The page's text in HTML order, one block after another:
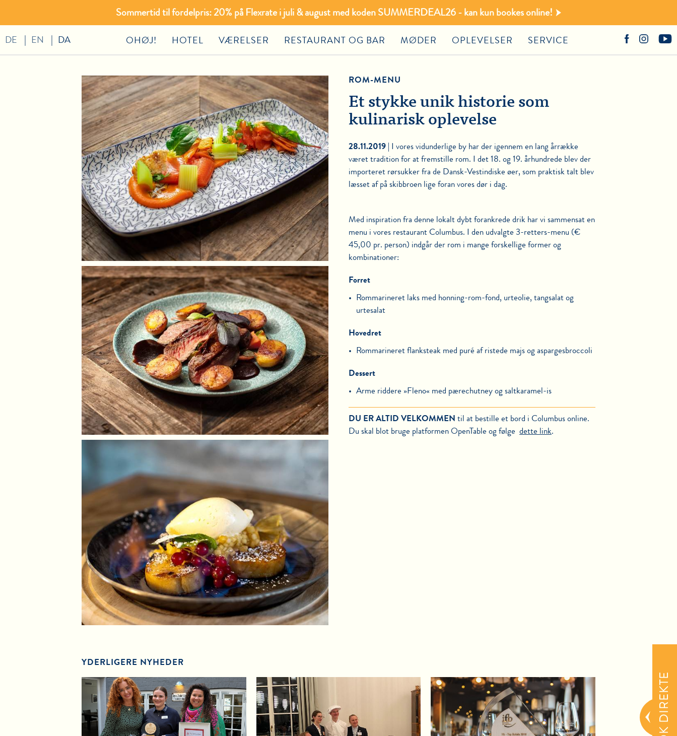
BOOK DIREKTE
Sommertid til fordelpris: 20% på Flexrate i juli & august med koden SUMMERDEAL26 - kan kun bookes online!
DE EN DA OHØJ! HOTEL VÆRELSER RESTAURANT OG BAR MØDER OPLEVELSER SERVICE
ROM-MENU
Et stykke unik historie som
kulinarisk oplevelse
28.11.2019 | I vores vidunderlige by har der igennem en lang årrække
været tradition for at fremstille rom. I det 18. og 19. århundrede blev der
importeret rørsukker fra de Dansk-Vestindiske øer, som praktisk talt blev
læsset af på skibbroen lige foran vores dør i dag.
Med inspiration fra denne lokalt dybt forankrede drik har vi sammensat en
menu i vores restaurant Columbus. I den udvalgte 3-retters-menu (€
45,00 pr. person) indgår der rom i mange forskellige former og
kombinationer:
Forret
Rommarineret laks med honning-rom-fond, urteolie, tangsalat og
urtesalat
Hovedret
Rommarineret flanksteak med puré af ristede majs og aspargesbroccoli
Dessert
Arme riddere »Fleno« med pærechutney og saltkaramel-is
DU ER ALTID VELKOMMEN til at bestille et bord i Columbus online.
Du skal blot bruge platformen OpenTable og følge dette link.
YDERLIGERE NYHEDER